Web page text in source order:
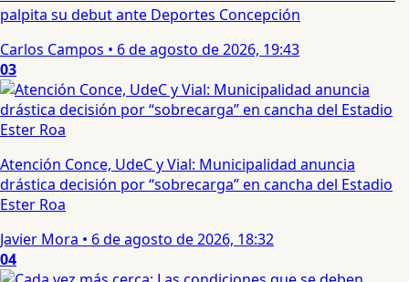
palpita su debut ante Deportes Concepción
Carlos Campos • 6 de agosto de 2026, 19:43
03
Atención Conce, UdeC y Vial: Municipalidad anuncia
drástica decisión por “sobrecarga” en cancha del Estadio
Ester Roa
Javier Mora • 6 de agosto de 2026, 18:32
04